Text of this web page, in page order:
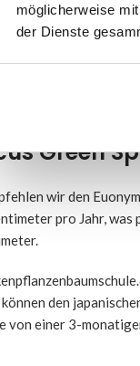
möglicherweise
der Dienste
für den
in Ihrem
die Zweige gut
Green
wir den
pro Jahr,
den
von einer 3-